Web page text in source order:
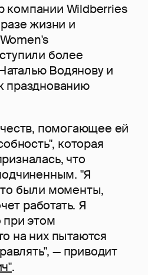
компании Wildberries
жизни и
более
Водянову и
празднованию
помогающее ей
которая
что
"Я
были моменты,
работать. Я
при этом
на них пытаются
— приводит
.